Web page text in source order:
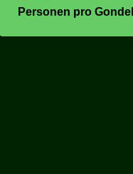
Personen pro Gondel